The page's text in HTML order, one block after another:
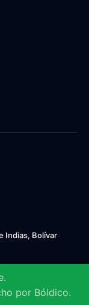
Indias, Bolívar
por Bóldico.